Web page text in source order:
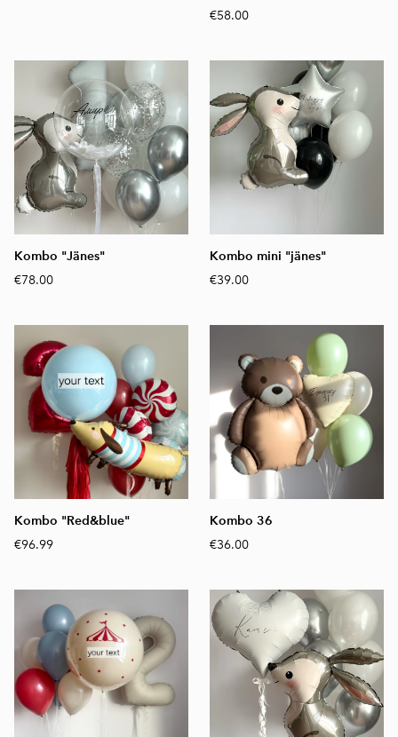
€58.00
Kombo "Jänes"
€78.00
Kombo mini "jänes"
€39.00
Kombo "Red&blue"
€96.99
Kombo 36
€36.00